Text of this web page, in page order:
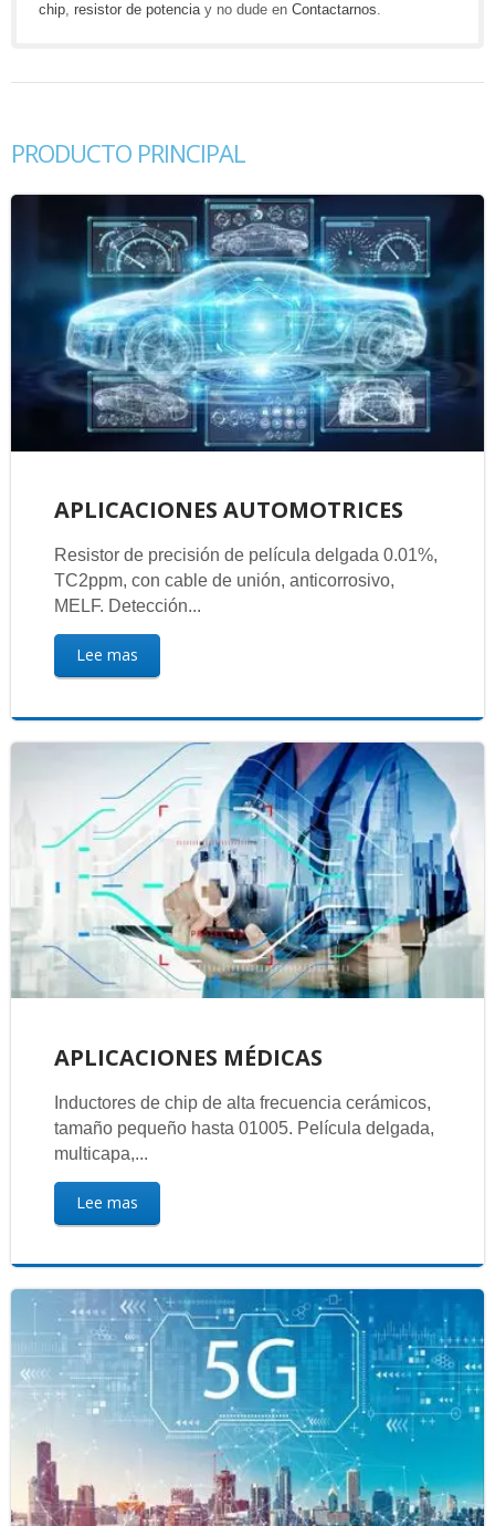
chip, resistor de potenciay no dude en Contactarnos.
PRODUCTO PRINCIPAL
APLICACIONES AUTOMOTRICES
Resistor de precisión de película delgada 0.01%,
TC2ppm, con cable de unión, anticorrosivo,
MELF. Detección...
Lee mas
APLICACIONES MÉDICAS
Inductores de chip de alta frecuencia cerámicos,
tamaño pequeño hasta 01005. Película delgada,
multicapa,...
Lee mas